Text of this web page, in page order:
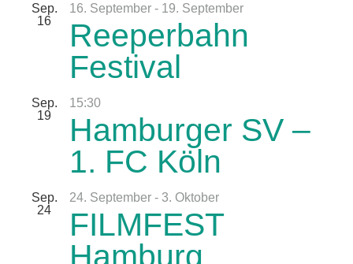
Sep.
16
16. September - 19. September
Reeperbahn
Festival
Sep.
19
15:30
Hamburger SV –
1. FC Köln
Sep.
24
24. September - 3. Oktober
FILMFEST
Hamburg